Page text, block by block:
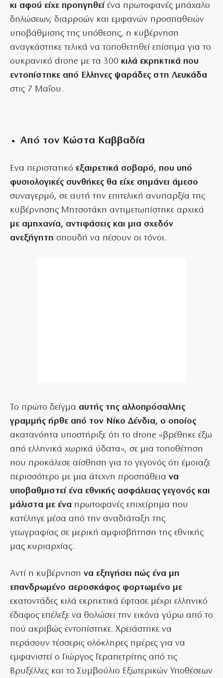
κι αφού είχε προηγηθείένα πρωτοφανές μπάχαλο
δηλώσεων, διαρροών και εμφανών προσπαθειών
υποβάθμισης της υπόθεσης, η κυβέρνηση
αναγκάστηκε τελικά να τοποθετηθεί επίσημα για το
ουκρανικό drone με τα 300 κιλά εκρηκτικά που
εντοπίστηκε από Ελληνες ψαράδες στη Λευκάδα
στις 7 Μαΐου.
Από τον Κώστα Καββαδία
Ενα περιστατικό εξαιρετικά σοβαρό, που υπό
φυσιολογικές συνθήκες θα είχε σημάνει άμεσο
συναγερμό, σε αυτή την επιτελική ανυπαρξία της
κυβέρνησης Μητσοτάκη αντιμετωπίστηκε αρχικά
με αμηχανία, αντιφάσεις και μια σχεδόν
ανεξήγητη σπουδή να πέσουν οι τόνοι.
Το πρώτο δείγμα αυτής της αλλοπρόσαλλης
γραμμής ήρθε από τον Νίκο Δένδια, ο οποίος
ακατανόητα υποστήριξε ότι το drone «βρέθηκε έξω
από ελληνικά χωρικά ύδατα», σε μια τοποθέτηση
που προκάλεσε αίσθηση για το γεγονός ότι έμοιαζε
περισσότερο με μια άτεχνη προσπάθεια να
υποβαθμιστεί ένα εθνικής ασφάλειας γεγονός και
μάλιστα με ένα πρωτοφανές επιχείρημα που
κατέληγε μέσα από την αναδιάταξη της
γεωγραφίας σε μερική αμφισβήτηση της εθνικής
μας κυριαρχίας.
Αντί η κυβέρνηση να εξηγήσει πώς ένα μη
επανδρωμένο αεροσκάφος φορτωμένο με
εκατοντάδες κιλά εκρηκτικά έφτασε μέχρι ελληνικό
έδαφος επέλεξε να θολώσει την εικόνα γύρω από το
πού ακριβώς εντοπίστηκε. Χρειάστηκε να
περάσουν τέσσερις ολόκληρες ημέρες για να
εμφανιστεί ο Γιώργος Γεραπετρίτης από τις
Βρυξέλλες και το Συμβούλιο Εξωτερικών Υποθέσεων